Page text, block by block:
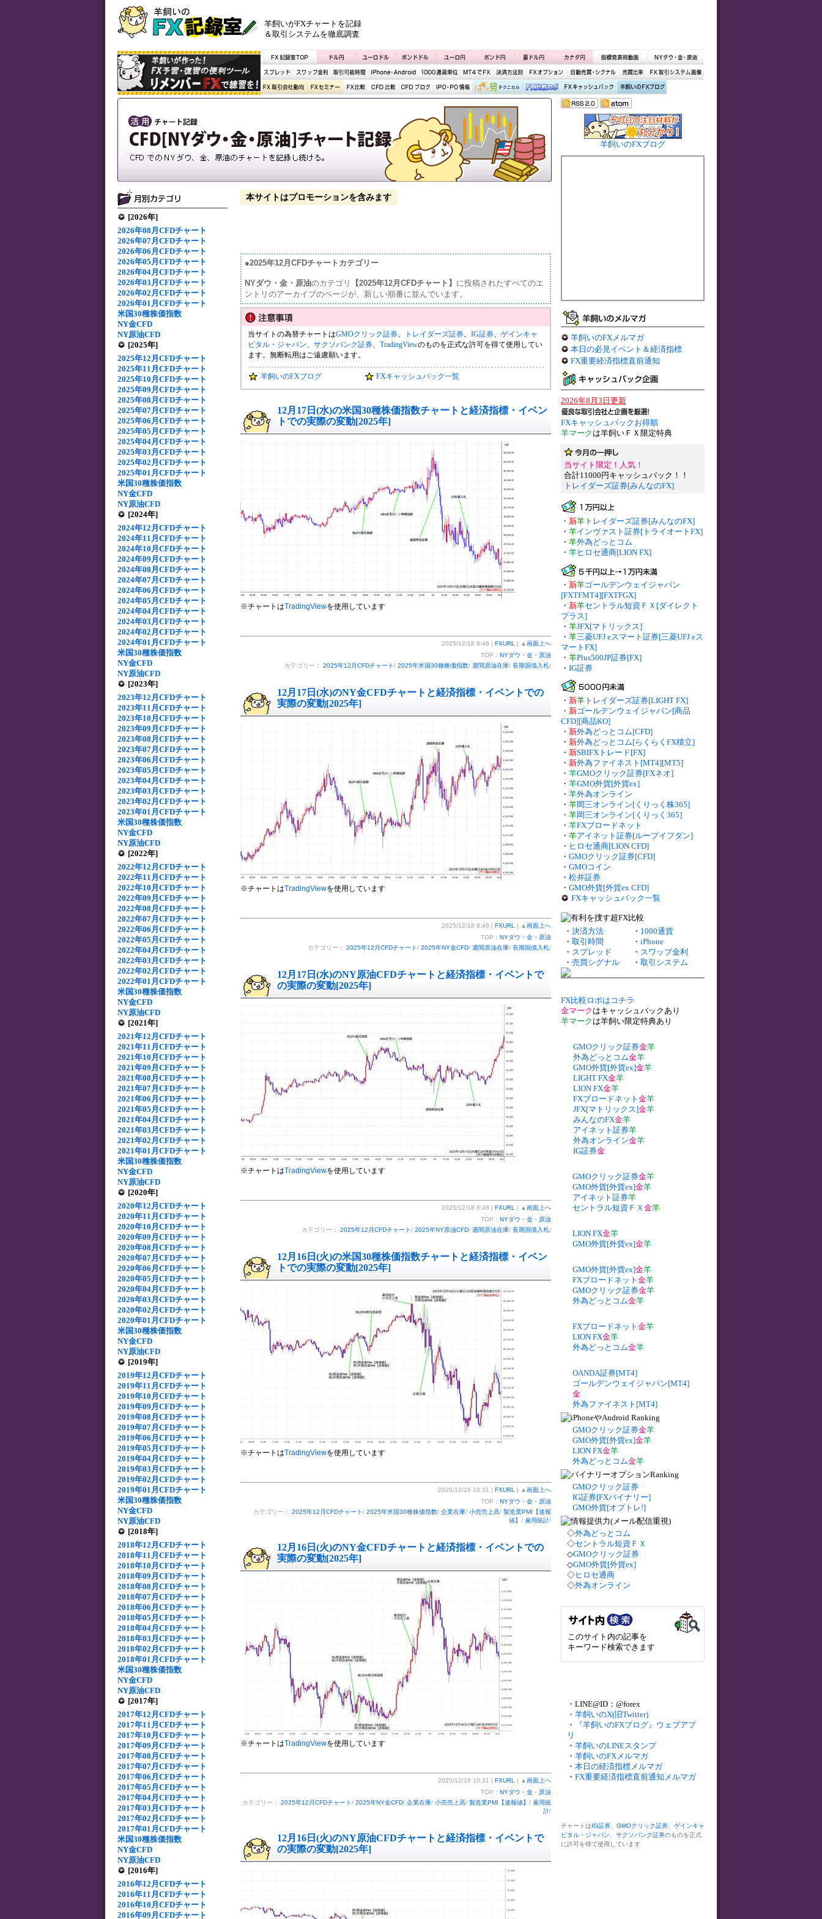
羊飼いがFXチャートを記録
＆取引システムを徹底調査
[2026年]
2026年08月CFDチャート
2026年07月CFDチャート
2026年06月CFDチャート
2026年05月CFDチャート
2026年04月CFDチャート
2026年03月CFDチャート
2026年02月CFDチャート
2026年01月CFDチャート
米国30種株価指数
NY金CFD
NY原油CFD
[2025年]
2025年12月CFDチャート
2025年11月CFDチャート
2025年10月CFDチャート
2025年09月CFDチャート
2025年08月CFDチャート
2025年07月CFDチャート
2025年06月CFDチャート
2025年05月CFDチャート
2025年04月CFDチャート
2025年03月CFDチャート
2025年02月CFDチャート
2025年01月CFDチャート
米国30種株価指数
NY金CFD
NY原油CFD
[2024年]
2024年12月CFDチャート
2024年11月CFDチャート
2024年10月CFDチャート
2024年09月CFDチャート
2024年08月CFDチャート
2024年07月CFDチャート
2024年06月CFDチャート
2024年05月CFDチャート
2024年04月CFDチャート
2024年03月CFDチャート
2024年02月CFDチャート
2024年01月CFDチャート
米国30種株価指数
NY金CFD
NY原油CFD
[2023年]
2023年12月CFDチャート
2023年11月CFDチャート
2023年10月CFDチャート
2023年09月CFDチャート
2023年08月CFDチャート
2023年07月CFDチャート
2023年06月CFDチャート
2023年05月CFDチャート
2023年04月CFDチャート
2023年03月CFDチャート
2023年02月CFDチャート
2023年01月CFDチャート
米国30種株価指数
NY金CFD
NY原油CFD
[2022年]
2022年12月CFDチャート
2022年11月CFDチャート
2022年10月CFDチャート
2022年09月CFDチャート
2022年08月CFDチャート
2022年07月CFDチャート
2022年06月CFDチャート
2022年05月CFDチャート
2022年04月CFDチャート
2022年03月CFDチャート
2022年02月CFDチャート
2022年01月CFDチャート
米国30種株価指数
NY金CFD
NY原油CFD
[2021年]
2021年12月CFDチャート
2021年11月CFDチャート
2021年10月CFDチャート
2021年09月CFDチャート
2021年08月CFDチャート
2021年07月CFDチャート
2021年06月CFDチャート
2021年05月CFDチャート
2021年04月CFDチャート
2021年03月CFDチャート
2021年02月CFDチャート
2021年01月CFDチャート
米国30種株価指数
NY金CFD
NY原油CFD
[2020年]
2020年12月CFDチャート
2020年11月CFDチャート
2020年10月CFDチャート
2020年09月CFDチャート
2020年08月CFDチャート
2020年07月CFDチャート
2020年06月CFDチャート
2020年05月CFDチャート
2020年04月CFDチャート
2020年03月CFDチャート
2020年02月CFDチャート
2020年01月CFDチャート
米国30種株価指数
NY金CFD
NY原油CFD
[2019年]
2019年12月CFDチャート
2019年11月CFDチャート
2019年10月CFDチャート
2019年09月CFDチャート
2019年08月CFDチャート
2019年07月CFDチャート
2019年06月CFDチャート
2019年05月CFDチャート
2019年04月CFDチャート
2019年03月CFDチャート
2019年02月CFDチャート
2019年01月CFDチャート
米国30種株価指数
NY金CFD
NY原油CFD
[2018年]
2018年12月CFDチャート
2018年11月CFDチャート
2018年10月CFDチャート
2018年09月CFDチャート
2018年08月CFDチャート
2018年07月CFDチャート
2018年06月CFDチャート
2018年05月CFDチャート
2018年04月CFDチャート
2018年03月CFDチャート
2018年02月CFDチャート
2018年01月CFDチャート
米国30種株価指数
NY金CFD
NY原油CFD
[2017年]
2017年12月CFDチャート
2017年11月CFDチャート
2017年10月CFDチャート
2017年09月CFDチャート
2017年08月CFDチャート
2017年07月CFDチャート
2017年06月CFDチャート
2017年05月CFDチャート
2017年04月CFDチャート
2017年03月CFDチャート
2017年02月CFDチャート
2017年01月CFDチャート
米国30種株価指数
NY金CFD
NY原油CFD
[2016年]
2016年12月CFDチャート
2016年11月CFDチャート
2016年10月CFDチャート
2016年09月CFDチャート
本サイトはプロモーションを含みます
●2025年12月CFDチャートカテゴリー
NYダウ・金・原油のカテゴリ 【2025年12月CFDチャート】 に投稿されたすべてのエ
ントリのアーカイブのページが、新しい順番に並んでいます。
当サイトの為替チャートはGMOクリック証券、 トレイダーズ証券、 IG証券、 ゲインキャ
ピタル・ジャパン、 サクソバンク証券、 TradingViewのものを正式な許可を得て使用してい
ます。無断転用はご遠慮願います。
羊飼いのFXブログ FXキャッシュバック一覧
12月17日(水)の米国30種株価指数チャートと経済指標・イベン
トでの実際の変動[2025年]
※チャートはTradingViewを使用しています
2025/12/18 8:46 | FXURL | ▲ 画面上へ
TOP： NYダウ・金・原油
カテゴリー： 2025年12月CFDチャート/ 2025年米国30種株価指数/ 週間原油在庫/ 長期国債入札/
12月17日(水)のNY金CFDチャートと経済指標・イベントでの
実際の変動[2025年]
※チャートはTradingViewを使用しています
2025/12/18 8:46 | FXURL | ▲ 画面上へ
TOP： NYダウ・金・原油
カテゴリー： 2025年12月CFDチャート/ 2025年NY金CFD/ 週間原油在庫/ 長期国債入札/
12月17日(水)のNY原油CFDチャートと経済指標・イベントで
の実際の変動[2025年]
※チャートはTradingViewを使用しています
2025/12/18 8:46 | FXURL | ▲ 画面上へ
TOP： NYダウ・金・原油
カテゴリー： 2025年12月CFDチャート/ 2025年NY原油CFD/ 週間原油在庫/ 長期国債入札/
12月16日(火)の米国30種株価指数チャートと経済指標・イベン
トでの実際の変動[2025年]
※チャートはTradingViewを使用しています
2025/12/16 10:31 | FXURL | ▲ 画面上へ
TOP： NYダウ・金・原油
カテゴリー： 2025年12月CFDチャート/ 2025年米国30種株価指数/ 企業在庫/ 小売売上高/ 製造業PMI【速報
値】 / 雇用統計/
12月16日(火)のNY金CFDチャートと経済指標・イベントでの
実際の変動[2025年]
※チャートはTradingViewを使用しています
2025/12/16 10:31 | FXURL | ▲ 画面上へ
TOP： NYダウ・金・原油
カテゴリー： 2025年12月CFDチャート/ 2025年NY金CFD/ 企業在庫/ 小売売上高/ 製造業PMI【速報値】 / 雇用統
計/
12月16日(火)のNY原油CFDチャートと経済指標・イベントで
の実際の変動[2025年]
羊飼いのFXブログ
羊飼いのFXメルマガ
本日の必見イベント＆経済指標
FX重要経済指標直前通知
2026年8月3日更新
FXキャッシュバックお得順
羊マーク は羊飼いＦＸ限定特典
当サイト限定！人気！
合計11000円キャッシュバック！！
トレイダーズ証券[みんなのFX]
・ 新羊 トレイダーズ証券[みんなのFX]
・ 羊インヴァスト証券[トライオートFX]
・ 羊外為どっとコム
・ 羊ヒロセ通商[LION FX]
・ 新羊ゴールデンウェイジャパン
[FXTFMT4][FXTFGX]
・ 新羊セントラル短資ＦＸ[ダイレクト
プラス]
・ 羊JFX[マトリックス]
・ 羊三菱UFJ eスマート証券[三菱UFJ eス
マートFX]
・ 羊Plus500JP証券[FX]
・ IG証券
・ 新羊 トレイダーズ証券[LIGHT FX]
・ 新ゴールデンウェイジャパン[商品
CFD][商品KO]
・ 新外為どっとコム[CFD]
・ 新外為どっとコム[らくらくFX積立]
・ 新SBIFXトレード[FX]
・ 新外為ファイネスト[MT4][MT5]
・ 羊GMOクリック証券[FXネオ]
・ 羊GMO外貨[外貨ex]
・ 羊外為オンライン
・ 羊岡三オンライン[くりっく株365]
・ 羊岡三オンライン[くりっく365]
・ 羊FXブロードネット
・ 羊アイネット証券[ループイフダン]
・ ヒロセ通商[LION CFD]
・ GMOクリック証券[CFD]
・ GMOコイン
・ 松井証券
・ GMO外貨[外貨ex CFD]
FXキャッシュバック一覧
・ 決済方法 ・ 1000通貨
・ 取引時間 ・ iPhone
・ スプレッド ・ スワップ金利
・ 売買シグナル ・ 取引システム
FX比較ロボはコチラ
金マーク はキャッシュバックあり
羊マーク は羊飼い限定特典あり
GMOクリック証券金羊
外為どっとコム金羊
GMO外貨[外貨ex]金羊
LIGHT FX金羊
LION FX金羊
FXブロードネット 金羊
JFX[マトリックス]金羊
みんなのFX金羊
アイネット証券羊
外為オンライン金羊
IG証券金
GMOクリック証券金羊
GMO外貨[外貨ex]金羊
アイネット証券羊
セントラル短資ＦＸ 金羊
LION FX金羊
GMO外貨[外貨ex]金羊
GMO外貨[外貨ex]金羊
FXブロードネット 金羊
GMOクリック証券金羊
外為どっとコム金羊
FXブロードネット 金羊
LION FX金羊
外為どっとコム金羊
OANDA証券[MT4]
ゴールデンウェイジャパン[MT4]
金
外為ファイネスト[MT4]
GMOクリック証券金羊
GMO外貨[外貨ex]金羊
LION FX金羊
外為どっとコム金羊
GMOクリック証券
IG証券[FXバイナリー]
GMO外貨[オプトレ!]
◇外為どっとコム
◇セントラル短資ＦＸ
◇GMOクリック証券
◇GMO外貨[外貨ex]
◇ヒロセ通商
◇外為オンライン
このサイト内の記事を
キーワード検索できます
・LINE@ID：@forex
・ 羊飼いのX(旧Twitter)
・
『羊飼いのFXブログ』ウェブアプ
リ
・ 羊飼いのLINEスタンプ
・ 羊飼いのFXメルマガ
・ 本日の経済指標メルマガ
・ FX重要経済指標直前通知メルマガ
チャートはIG証券 GMOクリック証券
ゲインキャ
ピタル・ジャパン
サクソバンク証券のものを正式
に許可を得て使用しています